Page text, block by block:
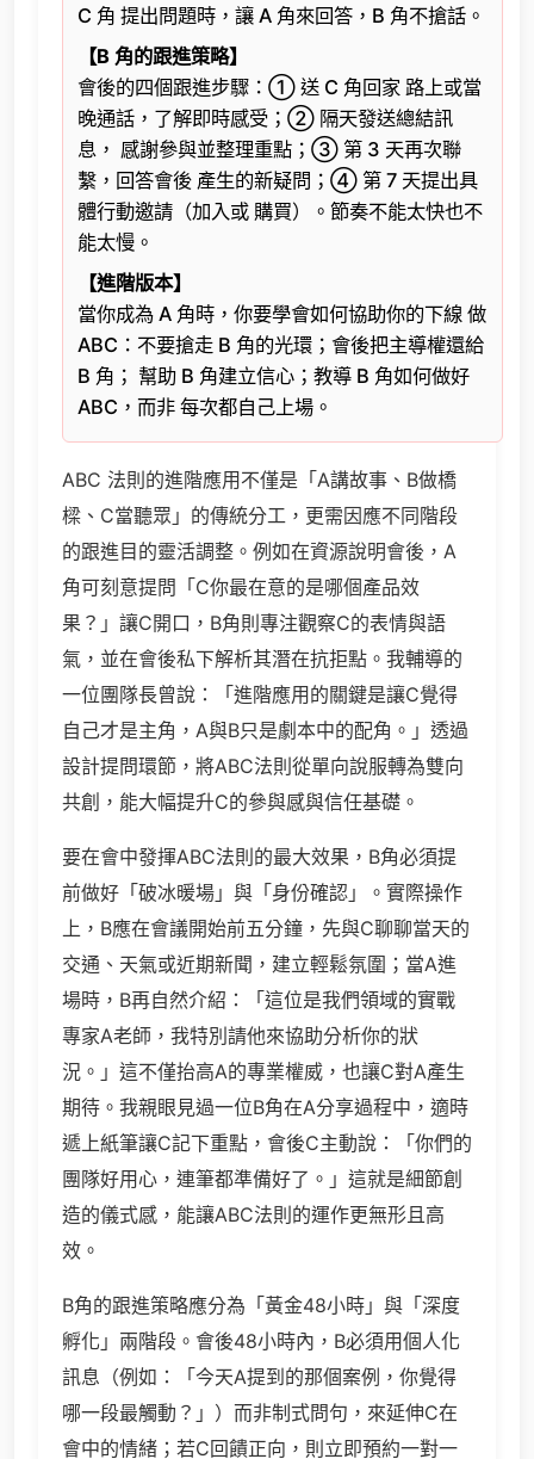
C 角 提出問題時，讓 A 角來回答，B 角不搶話。
【B 角的跟進策略】
會後的四個跟進步驟：① 送 C 角回家 路上或當
晚通話，了解即時感受；② 隔天發送總結訊
息， 感謝參與並整理重點；③ 第 3 天再次聯
繫，回答會後 產生的新疑問；④ 第 7 天提出具
體行動邀請（加入或 購買）。節奏不能太快也不
能太慢。
【進階版本】
當你成為 A 角時，你要學會如何協助你的下線 做
ABC：不要搶走 B 角的光環；會後把主導權還給
B 角； 幫助 B 角建立信心；教導 B 角如何做好
ABC，而非 每次都自己上場。
ABC 法則的進階應用不僅是「A講故事、B做橋
樑、C當聽眾」的傳統分工，更需因應不同階段
的跟進目的靈活調整。例如在資源說明會後，A
角可刻意提問「C你最在意的是哪個產品效
果？」讓C開口，B角則專注觀察C的表情與語
氣，並在會後私下解析其潛在抗拒點。我輔導的
一位團隊長曾說：「進階應用的關鍵是讓C覺得
自己才是主角，A與B只是劇本中的配角。」透過
設計提問環節，將ABC法則從單向說服轉為雙向
共創，能大幅提升C的參與感與信任基礎。
要在會中發揮ABC法則的最大效果，B角必須提
前做好「破冰暖場」與「身份確認」。實際操作
上，B應在會議開始前五分鐘，先與C聊聊當天的
交通、天氣或近期新聞，建立輕鬆氛圍；當A進
場時，B再自然介紹：「這位是我們領域的實戰
專家A老師，我特別請他來協助分析你的狀
況。」這不僅抬高A的專業權威，也讓C對A產生
期待。我親眼見過一位B角在A分享過程中，適時
遞上紙筆讓C記下重點，會後C主動說：「你們的
團隊好用心，連筆都準備好了。」這就是細節創
造的儀式感，能讓ABC法則的運作更無形且高
效。
B角的跟進策略應分為「黃金48小時」與「深度
孵化」兩階段。會後48小時內，B必須用個人化
訊息（例如：「今天A提到的那個案例，你覺得
哪一段最觸動？」）而非制式問句，來延伸C在
會中的情緒；若C回饋正向，則立即預約一對一